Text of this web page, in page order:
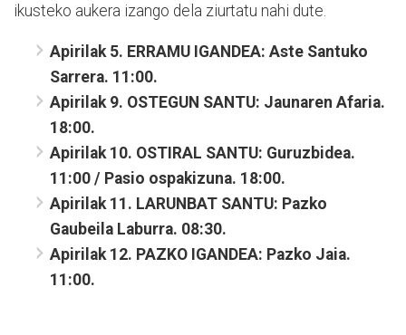
ikusteko aukera izango dela ziurtatu nahi dute.
Apirilak 5. ERRAMU IGANDEA: Aste Santuko
Sarrera. 11:00.
Apirilak 9. OSTEGUN SANTU: Jaunaren Afaria.
18:00.
Apirilak 10. OSTIRAL SANTU: Guruzbidea.
11:00 / Pasio ospakizuna. 18:00.
Apirilak 11. LARUNBAT SANTU: Pazko
Gaubeila Laburra. 08:30.
Apirilak 12. PAZKO IGANDEA: Pazko Jaia.
11:00.